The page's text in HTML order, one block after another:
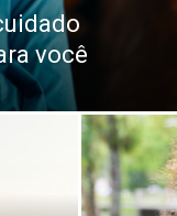
você